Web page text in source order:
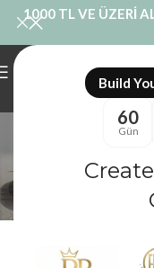
Build
60
Gün
1000 TL VE ÜZERİ
Royal Mum
Ürünler